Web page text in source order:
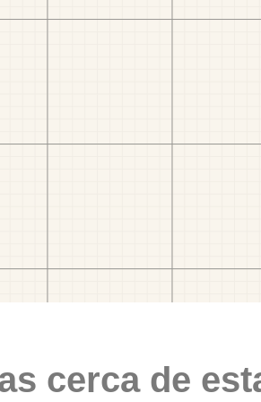
cerca de